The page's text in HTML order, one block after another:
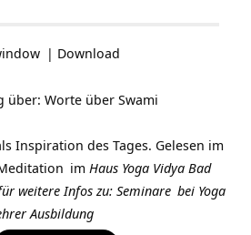
| Download
über: Worte über Swami
Inspiration des Tages. Gelesen im
im Haus Yoga Vidya Bad
weitere Infos zu: Seminare bei Yoga
Ausbildung